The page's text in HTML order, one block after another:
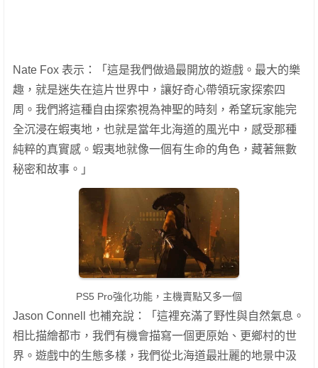
Nate Fox 表示：「這是我們做過最開放的遊戲。最大的樂
趣，就是迷失在這片世界中，讓好奇心帶領玩家探索四
周。我們將這種自由探索視為神聖的時刻，希望玩家能完
全沉浸在蝦夷地，也就是當年北海道的風光中，感受那種
純粹的真實感。蝦夷地就像一個有生命的角色，藏著無數
秘密和故事。」
PS5 Pro強化功能，主機賣點又多一個
Jason Connell 也補充說：「這裡充滿了野性與自然氣息。
相比描繪都市，我們有機會描寫一個更原始、更鄉村的世
界。遊戲中的生態多樣，我們從北海道最壯麗的地景中汲